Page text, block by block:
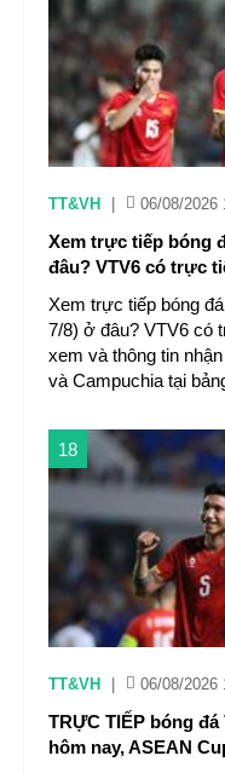
TT&VH 06/08/2026
Xem trực tiếp bóng
đâu? VTV6 có trực
Xem trực tiếp bóng
7/8) ở đâu? VTV6 có
xem và thông tin
và Campuchia tại
18
TT&VH 06/08/2026
TRỰC TIẾP bóng
hôm nay, ASEAN